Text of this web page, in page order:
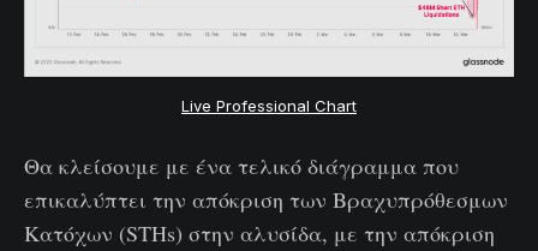
Live Professional Chart
Θα κλείσουμε με ένα τελικό διάγραμμα που
επικαλύπτει την απόκριση των Βραχυπρόθεσμων
Κατόχων (STHs) στην αλυσίδα, με την απόκριση